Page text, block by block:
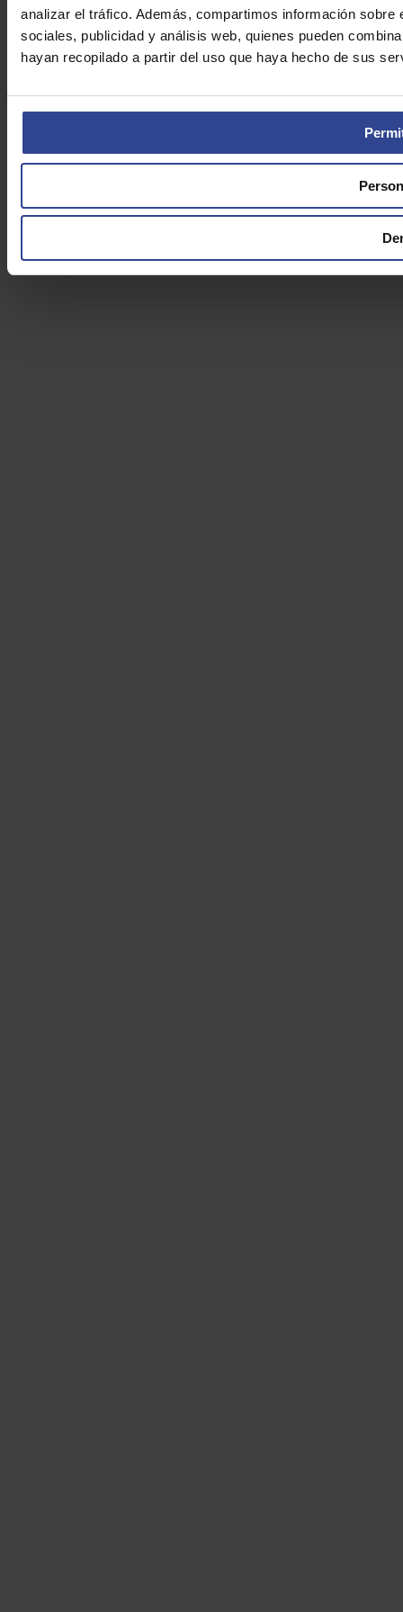
analizar el tráfico. Además, compartimos información
sociales, publicidad y análisis web, quienes pueden
hayan recopilado a partir del uso que haya hecho de sus